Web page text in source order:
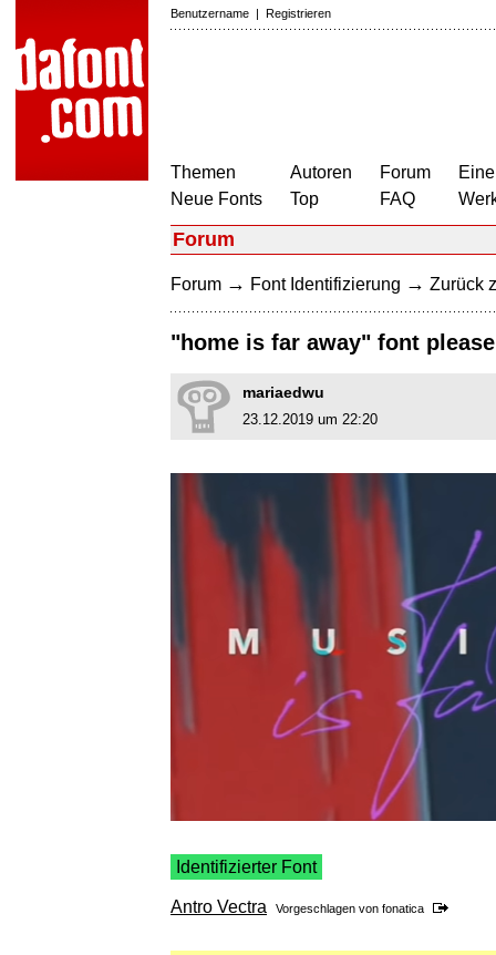
Benutzername | Registrieren
Themen
Neue Fonts
Autoren
Top
Forum
FAQ
Forum
Forum → Font Identifizierung → Zurück
"home is far away" font please
mariaedwu
23.12.2019 um 22:20
Identifizierter Font
Antro Vectra Vorgeschlagen von fonatica